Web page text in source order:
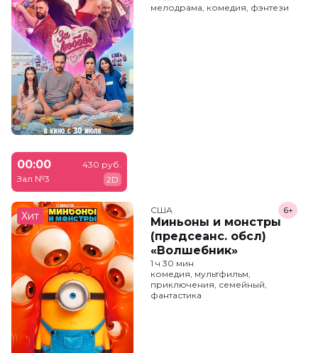
мелодрама, комедия, фэнтези
00:00
Зал №3
430 руб.
2D
Хит США
Миньоны и монстры
(предсеанс. обсл)
«Волшебник»
6+
1 ч 30 мин
комедия, мультфильм,
приключения, семейный,
фантастика